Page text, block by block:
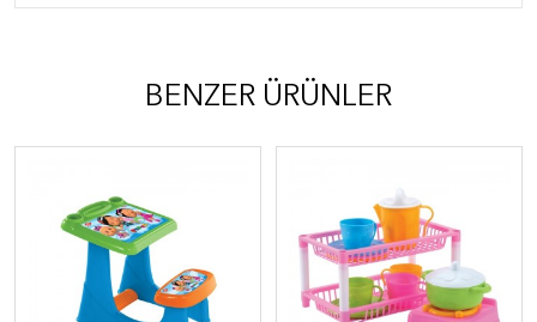
BENZER ÜRÜNLER